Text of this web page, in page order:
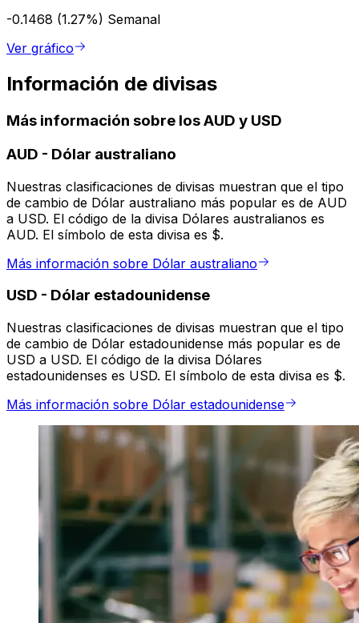
-0.1468 (1.27%) Semanal
Ver gráfico
Información de divisas
Más información sobre los AUD y USD
AUD - Dólar australiano
Nuestras clasificaciones de divisas muestran que el tipo
de cambio de Dólar australiano más popular es de AUD
a USD. El código de la divisa Dólares australianos es
AUD. El símbolo de esta divisa es $.
Más información sobre Dólar australiano
USD - Dólar estadounidense
Nuestras clasificaciones de divisas muestran que el tipo
de cambio de Dólar estadounidense más popular es de
USD a USD. El código de la divisa Dólares
estadounidenses es USD. El símbolo de esta divisa es $.
Más información sobre Dólar estadounidense